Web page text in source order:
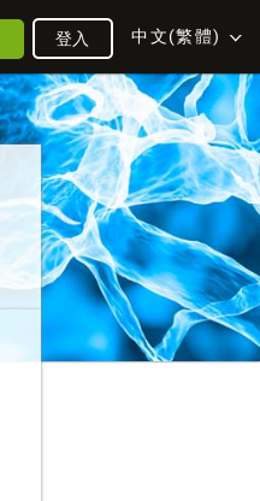
中文(繁體)
登入